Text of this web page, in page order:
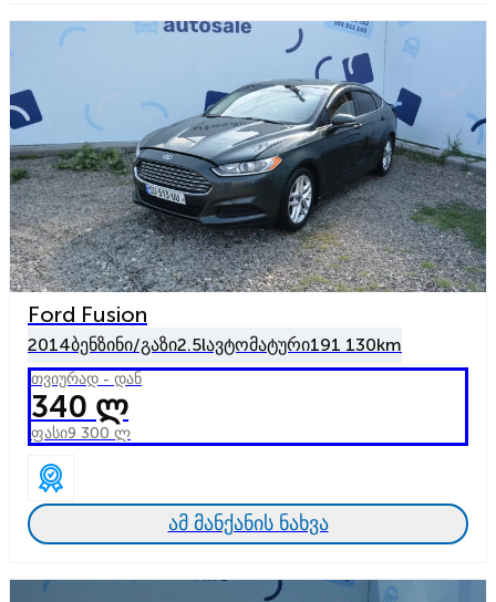
Ford Fusion
2014ბენზინი/გაზი2.5lავტომატური191 130km
თვიურად - დან
340 ლ
ფასი9 300 ლ
ამ მანქანის ნახვა